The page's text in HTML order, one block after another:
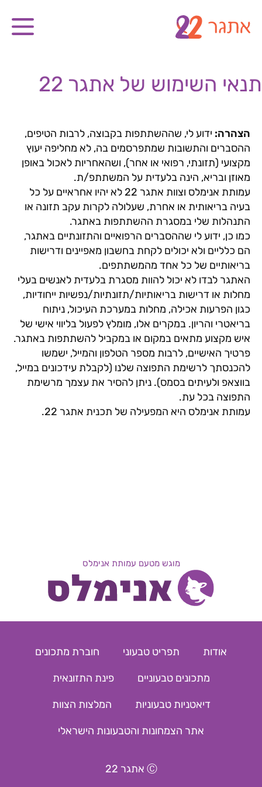
תנאי השימוש של אתגר 22
הצהרה: ידוע לי, שההשתתפות בקבוצה, לרבות הטיפים,
ההסברים והתשובות שמתפרסמים בה, לא מחליפה יעוץ
מקצועי (תזונתי, רפואי או אחר), ושהאחריות לאכול באופן
מאוזן ובריא, הינה בלעדית על המשתתפ/ת.
עמותת אנימלס וצוות אתגר 22 לא יהיו אחראיים על כל
בעיה בריאותית או אחרת, שעלולה לקרות עקב תזונה או
התנהלות שלי במסגרת ההשתתפות באתגר.
כמו כן, ידוע לי שההסברים הרפואיים והתזונתיים באתגר,
הם כלליים ולא יכולים לקחת בחשבון מאפיינים ודרישות
בריאותיים של כל אחד מהמשתתפים.
האתגר לבדו לא יכול להוות מסגרת בלעדית לאנשים בעלי
מחלות או דרישות בריאותיות/תזונתיות/נפשיות ייחודיות,
כגון הפרעות אכילה, מחלות במערכת העיכול, ניתוח
בריאטרי והריון. במקרים אלו, מומלץ לפעול בליווי אישי של
איש מקצוע מתאים במקום או במקביל להשתתפות באתגר.
פרטיך האישיים, לרבות מספר הטלפון והמייל, ישמשו
להכנסתך לרשימת התפוצה שלנו (לקבלת עידכונים במייל,
בווצאפ ולעיתים בסמס). ניתן להסיר את עצמך מרשימת
התפוצה בכל עת.
עמותת אנימלס היא המפעילה של תכנית אתגר 22.
מוגש מטעם עמותת אנימלס
אודות תפריט טבעוני חוברת מתכונים
מתכונים טבעוניים פינת התזונאית
דיאטניות טבעוניות המלצות הצוות
אתר הצמחונות והטבעונות הישראלי
Ⓒ אתגר 22